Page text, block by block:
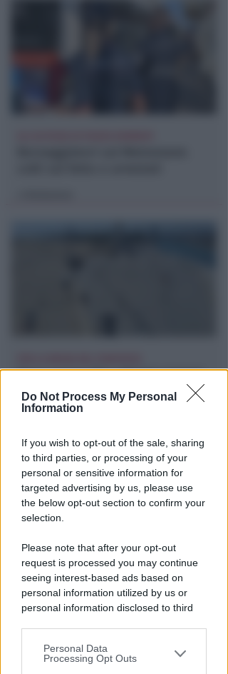
Do Not Process My Personal
Information
If you wish to opt-out of the sale, sharing
to third parties, or processing of your
personal or sensitive information for
targeted advertising by us, please use
the below opt-out section to confirm your
selection.
Please note that after your opt-out
request is processed you may continue
seeing interest-based ads based on
personal information utilized by us or
personal information disclosed to third
You may separately opt-out of the further
disclosure of your personal information
Personal Data
Processing Opt Outs
Papa Leone XIV a Rimini: iniziati
i lavori di allestimento a
piazzale Boscovich
GESTIONE DIRETTA DEL COMUNE
Riapre il parcheggio del Grand
Hotel di Riccione: 252 posti a
disposizione